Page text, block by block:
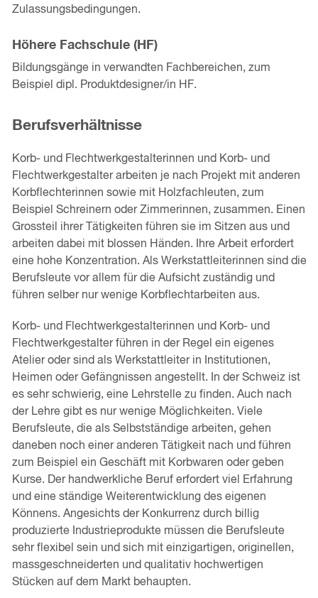
Zulassungsbedingungen.
Höhere Fachschule (HF)
Bildungsgänge in verwandten Fachbereichen, zum
Beispiel dipl. Produktdesigner/in HF.
Berufsverhältnisse
Korb- und Flechtwerkgestalterinnen und Korb- und
Flechtwerkgestalter arbeiten je nach Projekt mit anderen
Korbflechterinnen sowie mit Holzfachleuten, zum
Beispiel Schreinern oder Zimmerinnen, zusammen. Einen
Grossteil ihrer Tätigkeiten führen sie im Sitzen aus und
arbeiten dabei mit blossen Händen. Ihre Arbeit erfordert
eine hohe Konzentration. Als Werkstattleiterinnen sind die
Berufsleute vor allem für die Aufsicht zuständig und
führen selber nur wenige Korbflechtarbeiten aus.
Korb- und Flechtwerkgestalterinnen und Korb- und
Flechtwerkgestalter führen in der Regel ein eigenes
Atelier oder sind als Werkstattleiter in Institutionen,
Heimen oder Gefängnissen angestellt. In der Schweiz ist
es sehr schwierig, eine Lehrstelle zu finden. Auch nach
der Lehre gibt es nur wenige Möglichkeiten. Viele
Berufsleute, die als Selbstständige arbeiten, gehen
daneben noch einer anderen Tätigkeit nach und führen
zum Beispiel ein Geschäft mit Korbwaren oder geben
Kurse. Der handwerkliche Beruf erfordert viel Erfahrung
und eine ständige Weiterentwicklung des eigenen
Könnens. Angesichts der Konkurrenz durch billig
produzierte Industrieprodukte müssen die Berufsleute
sehr flexibel sein und sich mit einzigartigen, originellen,
massgeschneiderten und qualitativ hochwertigen
Stücken auf dem Markt behaupten.